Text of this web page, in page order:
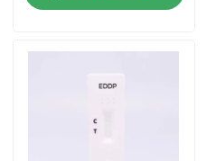
di Covid 19
salute delle donne